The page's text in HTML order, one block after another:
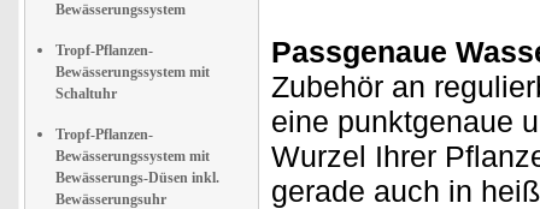
Bewässerungssystem
Tropf-Pflanzen-
Bewässerungssystem mit
Schaltuhr
Tropf-Pflanzen-
Bewässerungssystem mit
Bewässerungs-Düsen inkl.
Bewässerungsuhr
Passgenaue
Zubehör an
eine punktgenaue
Wurzel Ihrer
gerade auch in